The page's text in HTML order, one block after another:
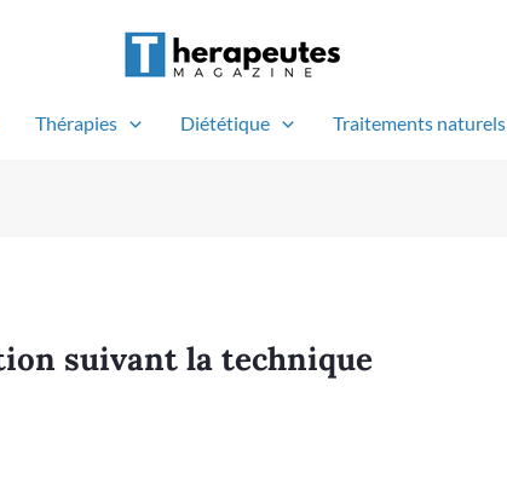
Thérapies Diététique Traitements naturels
suivant la technique